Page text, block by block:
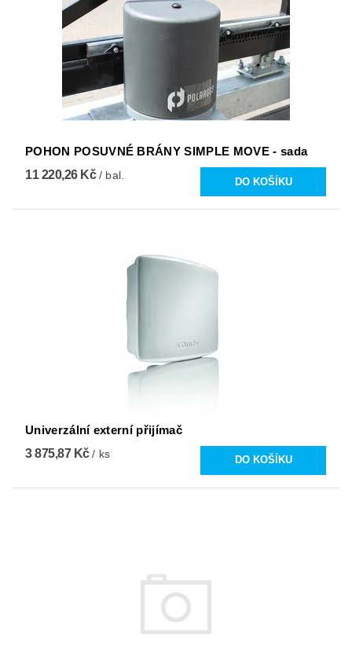
POHON POSUVNÉ BRÁNY SIMPLE MOVE - sada
11 220,26 Kč/ bal.
Univerzální externí přijímač
3 875,87 Kč/ ks